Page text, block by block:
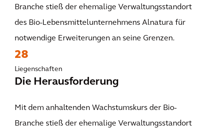
Branche stieß der ehemalige Verwaltungsstandort
des Bio-Lebensmittelunternehmens Alnatura für
notwendige Erweiterungen an seine Grenzen.
28
Liegenschaften
Die Herausforderung
Mit dem anhaltenden Wachstumskurs der Bio-
Branche stieß der ehemalige Verwaltungsstandort